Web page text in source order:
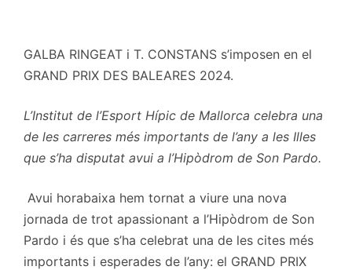
GALBA RINGEAT i T. CONSTANS s’imposen en el
GRAND PRIX DES BALEARES 2024.
L’Institut de l’Esport Hípic de Mallorca celebra una
de les carreres més importants de l’any a les Illes
que s’ha disputat avui a l’Hipòdrom de Son Pardo.
Avui horabaixa hem tornat a viure una nova
jornada de trot apassionant a l’Hipòdrom de Son
Pardo i és que s’ha celebrat una de les cites més
importants i esperades de l’any: el GRAND PRIX